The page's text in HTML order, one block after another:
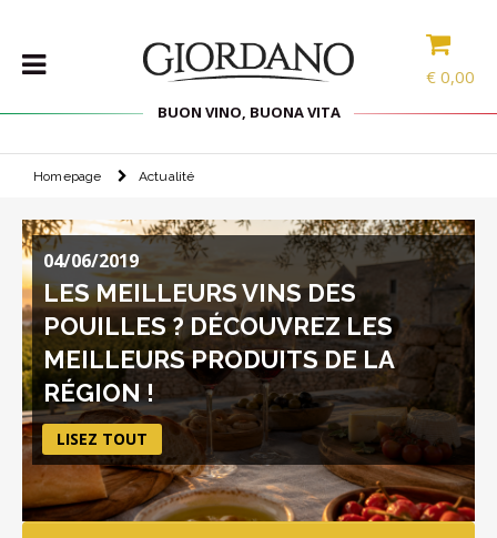
€ 0,00
BUON VINO, BUONA VITA
VINS
LES
SPÉCIALITÉS
SÉLECTIONS
SPIRITUEUX
ACCESSOIRES
PROMOS
PROMOTIONS
BLOG
Homepage Actualité
04/06/2019
LES MEILLEURS VINS DES
POUILLES ? DÉCOUVREZ LES
MEILLEURS PRODUITS DE LA
RÉGION !
LISEZ TOUT